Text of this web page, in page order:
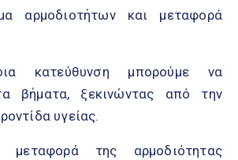
αρμοδιοτήτων και μεταφορά
κατεύθυνση μπορούμε να
βήματα, ξεκινώντας από την
υγείας.
μεταφορά της αρμοδιότητας